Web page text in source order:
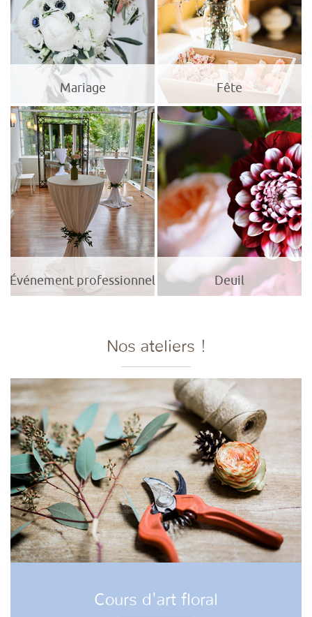
Mariage Fête
Événement professionnel Deuil
Nos ateliers !
Cours d'art floral